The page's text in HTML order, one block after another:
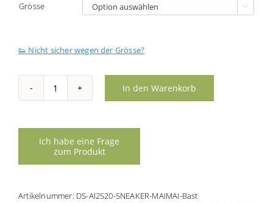
Grösse 
👟 Nicht sicher wegen der Grösse?
Sneaker
In den Warenkorb
Artikelnummer: DS-AI2520-SNEAKER-MAIMAI-Bast